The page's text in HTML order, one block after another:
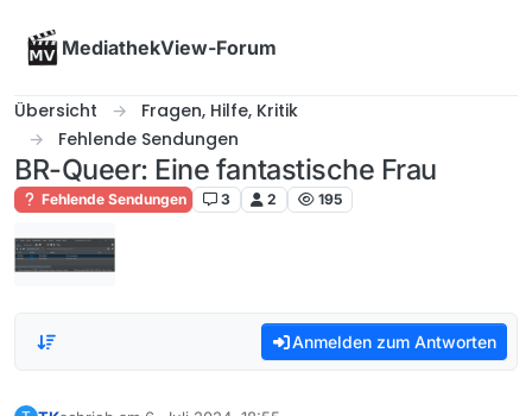
MediathekView-Forum
Übersicht
Fragen, Hilfe, Kritik
Fehlende Sendungen
BR-Queer: Eine fantastische Frau
Fehlende Sendungen 3 2 195
Anmelden zum Antworten